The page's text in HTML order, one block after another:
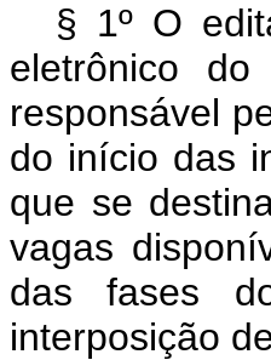
§ 1º O
eletrônico
responsável
do início das
que se
vagas
das fases
interposição